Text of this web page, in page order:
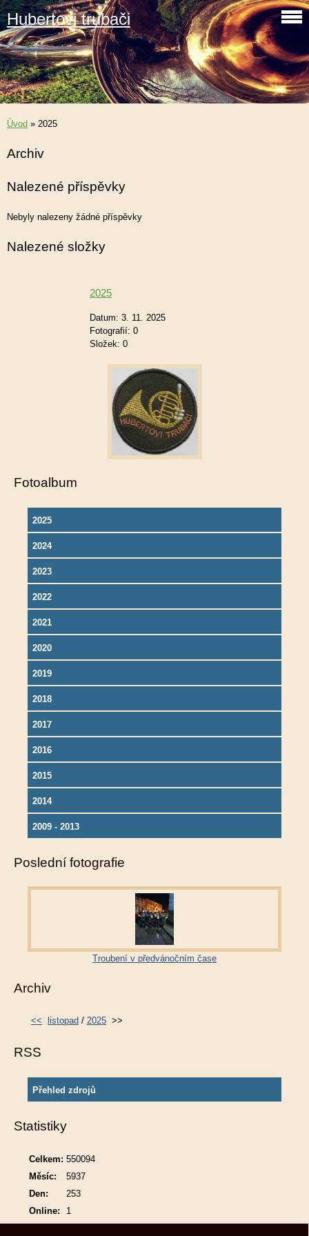
Hubertovi trubači
Úvod » 2025
Archiv
Nalezené příspěvky
Nebyly nalezeny žádné příspěvky
Nalezené složky
2025
Datum: 3. 11. 2025
Fotografií: 0
Složek: 0
Fotoalbum
2025
2024
2023
2022
2021
2020
2019
2018
2017
2016
2015
2014
2009 - 2013
Poslední fotografie
Troubení v předvánočním čase
Archiv
<< listopad / 2025 >>
RSS
Přehled zdrojů
Statistiky
Online: 1
Celkem: 550094
Měsíc:
5937
Den:
253